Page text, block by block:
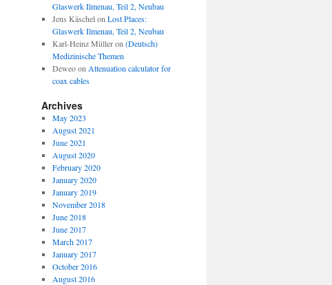
Glaswerk Ilmenau, Teil 2, Neubau
Jens Käschelon Lost Places:
Glaswerk Ilmenau, Teil 2, Neubau
Karl-Heinz Mülleron (Deutsch)
Medizinische Themen
Deweoon Attenuation calculator for
coax cables
Archives
May 2023
August 2021
June 2021
August 2020
February 2020
January 2020
January 2019
November 2018
June 2018
June 2017
March 2017
January 2017
October 2016
August 2016